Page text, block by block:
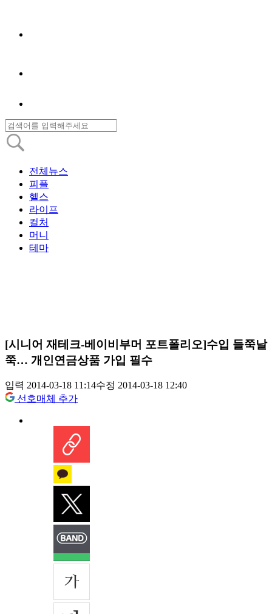
전체뉴스
피플
헬스
라이프
컬처
머니
테마
[시니어 재테크-베이비부머 포트폴리오]수입 들쭉날
쭉… 개인연금상품 가입 필수
입력 2014-03-18 11:14수정 2014-03-18 12:40
선호매체 추가